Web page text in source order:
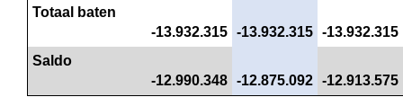
Totaal baten
-13.932.315 -13.932.315 -13.932.315
Saldo
-12.990.348 -12.875.092 -12.913.575